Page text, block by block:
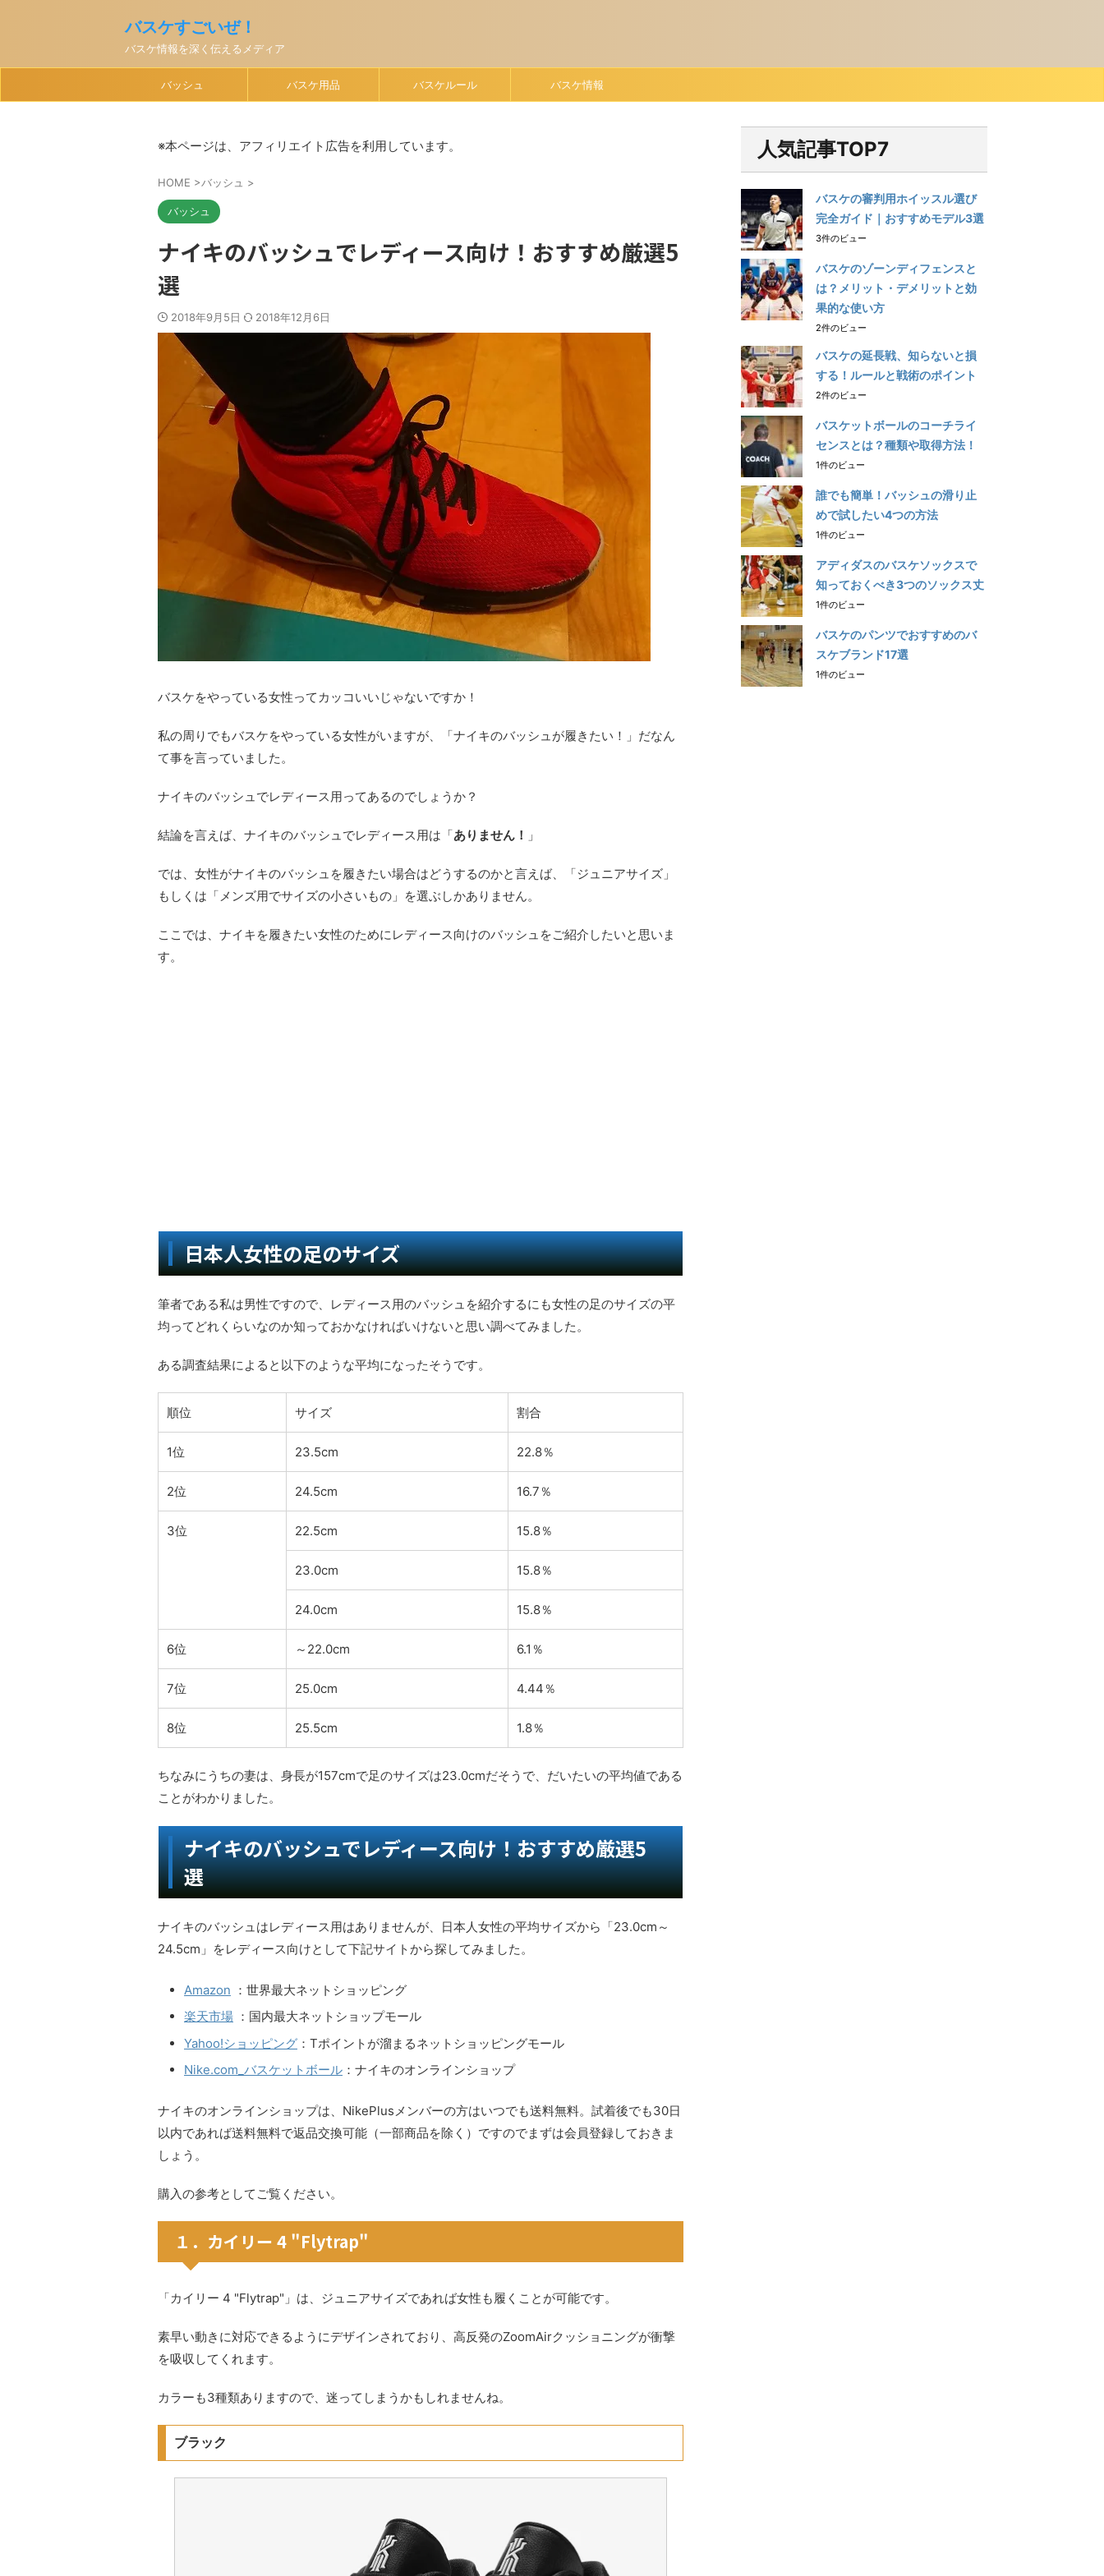
バスケすごいぜ！
バスケ情報を深く伝えるメディア
バッシュ バスケ用品 バスケルール バスケ情報
※本ページは、アフィリエイト広告を利用しています。
HOME >バッシュ >
バッシュ
ナイキのバッシュでレディース向け！おすすめ厳選5
選
2018年9月5日 2018年12月6日
バスケをやっている女性ってカッコいいじゃないですか！
私の周りでもバスケをやっている女性がいますが、「ナイキのバッシュが履きたい！」だなん
て事を言っていました。
ナイキのバッシュでレディース用ってあるのでしょうか？
結論を言えば、ナイキのバッシュでレディース用は「ありません！ 」
では、女性がナイキのバッシュを履きたい場合はどうするのかと言えば、「ジュニアサイズ」
もしくは「メンズ用でサイズの小さいもの」を選ぶしかありません。
ここでは、ナイキを履きたい女性のためにレディース向けのバッシュをご紹介したいと思いま
す。
日本人女性の足のサイズ
筆者である私は男性ですので、レディース用のバッシュを紹介するにも女性の足のサイズの平
均ってどれくらいなのか知っておかなければいけないと思い調べてみました。
ある調査結果によると以下のような平均になったそうです。
順位 サイズ 割合
1位 23.5cm 22.8％
2位 24.5cm 16.7％
3位 22.5cm 15.8％
23.0cm 15.8％
24.0cm 15.8％
6位 ～22.0cm 6.1％
7位 25.0cm 4.44％
8位 25.5cm 1.8％
ちなみにうちの妻は、身長が157cmで足のサイズは23.0cmだそうで、だいたいの平均値である
ことがわかりました。
ナイキのバッシュでレディース向け！おすすめ厳選5
選
ナイキのバッシュはレディース用はありませんが、日本人女性の平均サイズから「23.0cm～
24.5cm」をレディース向けとして下記サイトから探してみました。
Amazon ：世界最大ネットショッピング
楽天市場 ：国内最大ネットショップモール
Yahoo!ショッピング ：Tポイントが溜まるネットショッピングモール
Nike.com_バスケットボール ：ナイキのオンラインショップ
ナイキのオンラインショップは、NikePlusメンバーの方はいつでも送料無料。試着後でも30日
以内であれば送料無料で返品交換可能（一部商品を除く）ですのでまずは会員登録しておきま
しょう。
購入の参考としてご覧ください。
１．カイリー 4 "Flytrap"
「カイリー 4 "Flytrap"」は、ジュニアサイズであれば女性も履くことが可能です。
素早い動きに対応できるようにデザインされており、高反発のZoomAirクッショニングが衝撃
を吸収してくれます。
カラーも3種類ありますので、迷ってしまうかもしれませんね。
ブラック
人気記事TOP7
バスケの審判用ホイッスル選び
完全ガイド｜おすすめモデル3選
3件のビュー
バスケのゾーンディフェンスと
は？メリット・デメリットと効
果的な使い方
2件のビュー
バスケの延長戦、知らないと損
する！ルールと戦術のポイント
2件のビュー
バスケットボールのコーチライ
センスとは？種類や取得方法！
1件のビュー
誰でも簡単！バッシュの滑り止
めで試したい4つの方法
1件のビュー
アディダスのバスケソックスで
知っておくべき3つのソックス丈
1件のビュー
バスケのパンツでおすすめのバ
スケブランド17選
1件のビュー